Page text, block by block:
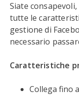
Siate
tutte le
gestione di
necessario
Caratteristiche
Collega fino